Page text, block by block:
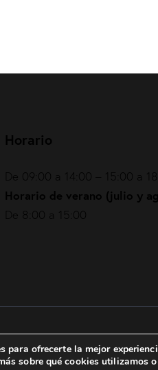
Horario
De 09:00 a 14:00 – 15:00 a
Horario de verano (julio y
De 8:00 a 15:00
para ofrecerte la mejor
sobre qué cookies utilizamos